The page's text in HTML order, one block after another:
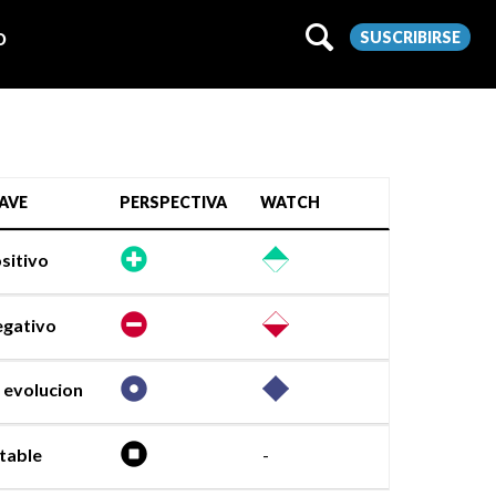
SUSCRIBIRSE
PERSPECTIVA WATCH
evolucion
-